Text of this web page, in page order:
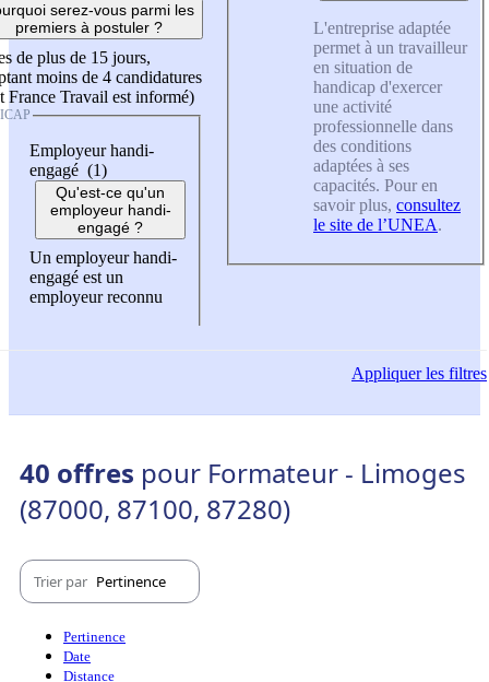
serez-vous parmi les
premiers à postuler ?
de plus de 15 jours,
moins de 4 candidatures
France Travail est informé)
Employeur handi-
engagé (1)
Qu'est-ce qu'un
employeur handi-
engagé ?
Un employeur handi-
engagé est un
employeur reconnu
L'entreprise adaptée
permet à un travailleur
en situation de
handicap d'exercer
une activité
professionnelle dans
des conditions
adaptées à ses
capacités. Pour en
savoir plus, consultez
le site de l’UNEA.
Appliquerles filtres
40 offres pour Formateur - Limoges
(87000, 87100, 87280)
Trier par Pertinence
Pertinence
Date
Distance